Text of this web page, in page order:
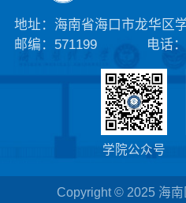
地址：海南省海口市龙华区
邮编：571199
电话
学院公众号
Copyright © 2025 海